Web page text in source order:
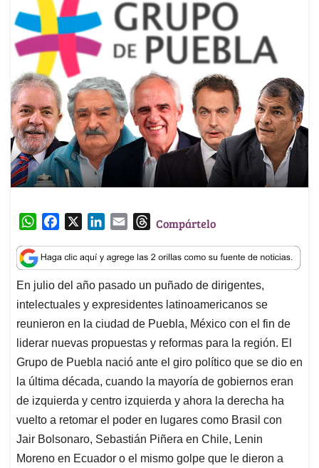
W
a
t
s
A
p
p
c
e
b
o
o
k
n
k
e
d
I
n
a
i
l
T
r
e
a
d
s
Compártelo
En julio del año pasado un puñado de dirigentes,
intelectuales y expresidentes latinoamericanos se
reunieron en la ciudad de Puebla, México con el fin de
liderar nuevas propuestas y reformas para la región. El
Grupo de Puebla nació ante el giro político que se dio en
la última década, cuando la mayoría de gobiernos eran
de izquierda y centro izquierda y ahora la derecha ha
vuelto a retomar el poder en lugares como Brasil con
Jair Bolsonaro, Sebastián Piñera en Chile, Lenin
Moreno en Ecuador o el mismo golpe que le dieron a